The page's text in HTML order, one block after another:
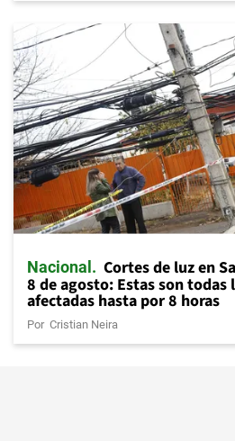
Nacional Cortes de luz en
8 de agosto: Estas son todas
afectadas hasta por 8 horas
Por Cristian Neira